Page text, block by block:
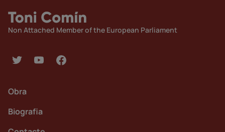
Non Attached Member of the European Parliament
Obra
Biografia